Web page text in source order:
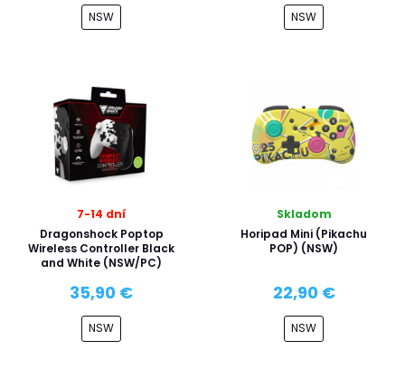
NSW NSW
7-14 dní
Dragonshock Poptop
Wireless Controller Black
and White (NSW/PC)
35,90 €
NSW
Skladom
Horipad Mini (Pikachu
POP) (NSW)
22,90 €
NSW